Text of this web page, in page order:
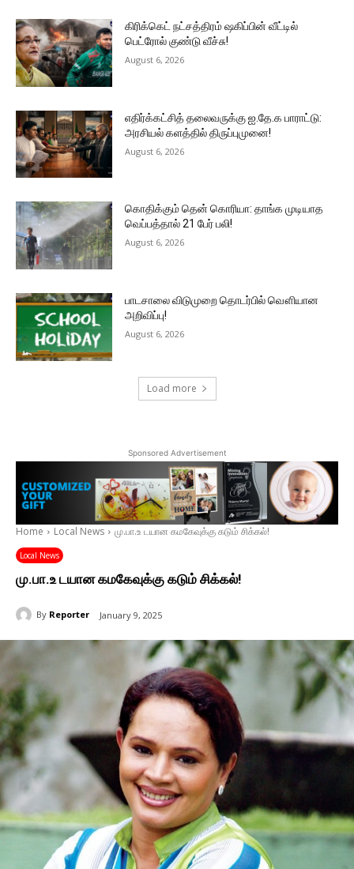
கிரிக்கெட் நட்சத்திரம் ஷகிப்பின் வீட்டில்
பெட்ரோல் குண்டு வீச்சு!
August 6, 2026
எதிர்க்கட்சித் தலைவருக்கு ஐ.தே.க பாராட்டு:
அரசியல் களத்தில் திருப்புமுனை!
August 6, 2026
கொதிக்கும் தென் கொரியா: தாங்க முடியாத
வெப்பத்தால் 21 பேர் பலி!
August 6, 2026
பாடசாலை விடுமுறை தொடர்பில் வௌியான
அறிவிப்பு!
August 6, 2026
Load more